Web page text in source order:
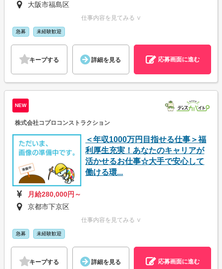
大阪市福島区
仕事内容を見てみる ∨
急募 未経験歓迎
キープする 詳細を見る 応募画面に進む
NEW
株式会社コプロコンストラクション
＜年収1000万円目指せる仕事＞福
利厚生充実！あなたのキャリアが
活かせるお仕事☆大手で安心して
働ける環...
月給280,000円～
京都市下京区
仕事内容を見てみる ∨
急募 未経験歓迎
キープする 詳細を見る 応募画面に進む